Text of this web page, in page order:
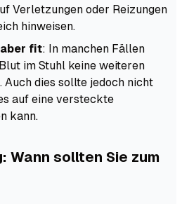
Verletzungen oder Reizungen
hinweisen.
fit: In manchen Fällen
im Stuhl keine weiteren
Auch dies sollte jedoch nicht
auf eine versteckte
kann.
Wann sollten Sie zum